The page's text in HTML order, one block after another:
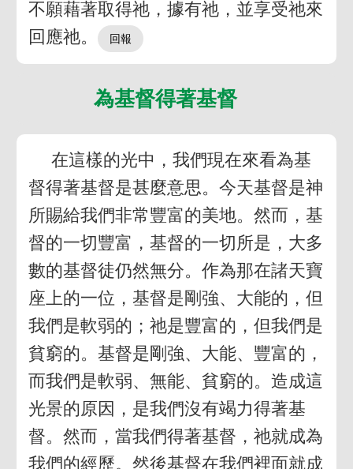
不願藉著取得祂，據有祂，並享受祂來
回應祂。
為基督得著基督
在這樣的光中，我們現在來看為基
督得著基督是甚麼意思。今天基督是神
所賜給我們非常豐富的美地。然而，基
督的一切豐富，基督的一切所是，大多
數的基督徒仍然無分。作為那在諸天寶
座上的一位，基督是剛強、大能的，但
我們是軟弱的；祂是豐富的，但我們是
貧窮的。基督是剛強、大能、豐富的，
而我們是軟弱、無能、貧窮的。造成這
光景的原因，是我們沒有竭力得著基
督。然而，當我們得著基督，祂就成為
我們的經歷。然後基督在我們裡面就成